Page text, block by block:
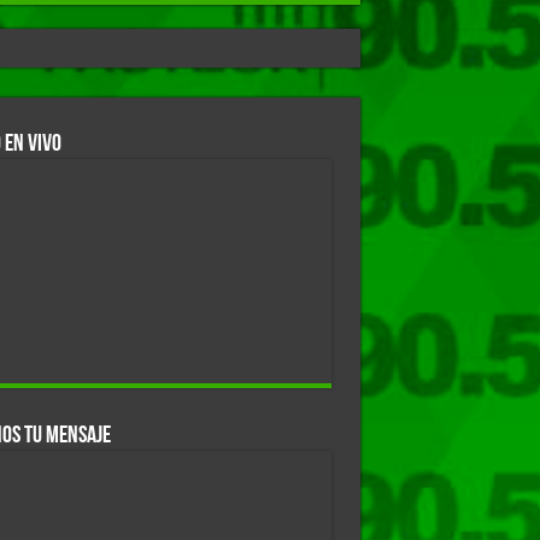
EN VIVO
TU MENSAJE